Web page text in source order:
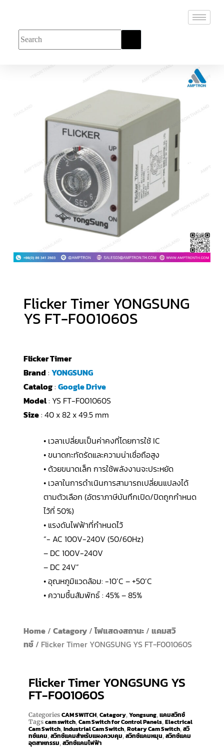
Flicker Timer YONGSUNG
YS FT-F001060S
Flicker Timer
Brand : YONGSUNG
Catalog: Google Drive
Model: YS FT-F001060S
Size: 40 x 82 x 49.5 mm
• เวลาเปลี่ยนเป็นค่าคงที่โดยการใช้ IC
• ขนาดกะทัดรัดและความน่าเชื่อถือสูง
• ด้วยขนาดเล็ก การใช้พลังงานจะประหยัด
• เวลาในการดำเนินการสามารถเปลี่ยนแปลงได้
ตามตัวเลือก (อัตราภาษีบันทึกเปิด/ปิดถูกกำหนด
ไว้ที่ 50%)
• แรงดันไฟฟ้าที่กำหนดไว้
“- AC 100V-240V (50/60Hz)
– DC 100V-240V
– DC 24V”
• อุณหภูมิแวดล้อม: -10’C – +50’C
• ความชื้นสัมพัทธ์ : 45% – 85%
Home/ Catagory/ไฟแสดงสถานะ/ แคมสวิ
ทช์/ Flicker Timer YONGSUNG YS FT-F001060S
Flicker Timer YONGSUNG YS
FT-F001060S
Categories CAM SWITCH, Catagory, Yongsung, แคมสวิทช์
Tags cam switch, Cam Switch for Control Panels, Electrical
Cam Switch, Industrial Cam Switch, Rotary Cam Switch, สวิ
ทช์แคม, สวิทช์แคมสำหรับแผงควบคุม, สวิทช์แคมหมุน, สวิทช์แคม
อุตสาหกรรม, สวิทช์แคมไฟฟ้า